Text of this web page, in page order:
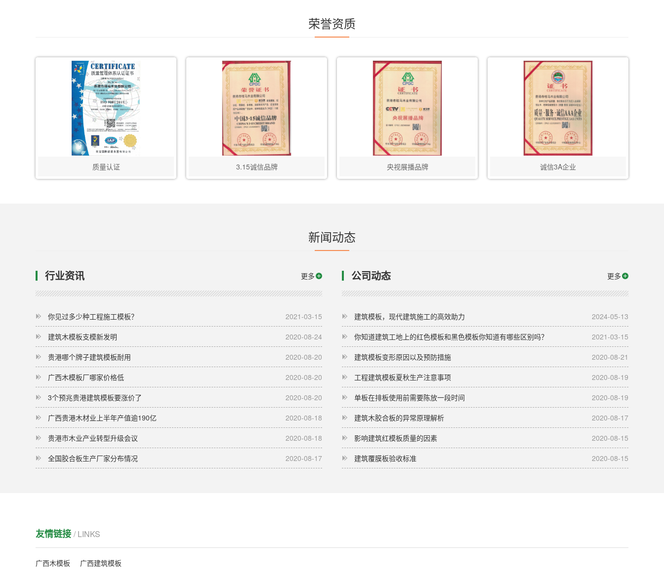
荣誉资质
质量认证 3.15诚信品牌 央视展播品牌 诚信3A企业
新闻动态
更多
公司动态
2024-05-13
建筑模板，现代建筑施工的高效助力
2021-03-15
你知道建筑工地上的红色模板和黑色模板你知道有哪些区别吗？
2020-08-21
建筑模板变形原因以及预防措施
2020-08-19
工程建筑模板夏秋生产注意事项
2020-08-19
单板在排板使用前需要陈放一段时间
2020-08-17
建筑木胶合板的异常原理解析
2020-08-15
影响建筑红模板质量的因素
2020-08-15
建筑覆膜板验收标准
更多
行业资讯
2021-03-15
你见过多少种工程施工模板？
2020-08-24
建筑木模板支模新发明
2020-08-20
贵港哪个牌子建筑模板耐用
2020-08-20
广西木模板厂哪家价格低
2020-08-20
3个预兆贵港建筑模板要涨价了
2020-08-18
广西贵港木材业上半年产值逾190亿
2020-08-18
贵港市木业产业转型升级会议
2020-08-17
全国胶合板生产厂家分布情况
友情链接 / LINKS
广西木模板 广西建筑模板